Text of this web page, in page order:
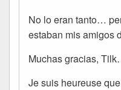
No lo eran tanto…
estaban mis amigos
Muchas gracias,
Je suis heureuse